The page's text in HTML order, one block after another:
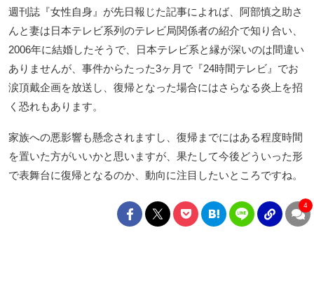
週刊誌『女性自身』が先日報じた記事によれば、阿部慎之助さ
んと妻は日本テレビ系列のテレビ局関係者の紹介で知り合い、
2006年に結婚したそうで、日本テレビ系と縁が深いのは間違い
ありませんが、事件からたった3ヶ月で『24時間テレビ』でお
涙頂戴企画を放送し、復帰となった場合にはさらなる炎上を招
く恐れもあります。
家族への悪影響も懸念されますし、復帰までにはある程度時間
を置いた方がいいかと思いますが、果たして今後どういった形
で表舞台に復帰となるのか、動向に注目したいところですね。
4